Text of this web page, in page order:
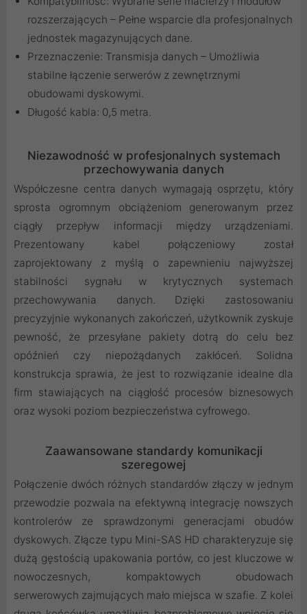
rozszerzających – Pełne wsparcie dla profesjonalnych
jednostek magazynujących dane.
Przeznaczenie: Transmisja danych – Umożliwia
stabilne łączenie serwerów z zewnętrznymi
obudowami dyskowymi.
Długość kabla: 0,5 metra.
Niezawodność w profesjonalnych systemach
przechowywania danych
Współczesne centra danych wymagają osprzętu, który
sprosta ogromnym obciążeniom generowanym przez
ciągły przepływ informacji między urządzeniami.
Prezentowany kabel połączeniowy został
zaprojektowany z myślą o zapewnieniu najwyższej
stabilności sygnału w krytycznych systemach
przechowywania danych. Dzięki zastosowaniu
precyzyjnie wykonanych zakończeń, użytkownik zyskuje
pewność, że przesyłane pakiety dotrą do celu bez
opóźnień czy niepożądanych zakłóceń. Solidna
konstrukcja sprawia, że jest to rozwiązanie idealne dla
firm stawiających na ciągłość procesów biznesowych
oraz wysoki poziom bezpieczeństwa cyfrowego.
Zaawansowane standardy komunikacji
szeregowej
Połączenie dwóch różnych standardów złączy w jednym
przewodzie pozwala na efektywną integrację nowszych
kontrolerów ze sprawdzonymi generacjami obudów
dyskowych. Złącze typu Mini-SAS HD charakteryzuje się
dużą gęstością upakowania portów, co jest kluczowe w
nowoczesnych, kompaktowych obudowach
serwerowych zajmujących mało miejsca w szafie. Z kolei